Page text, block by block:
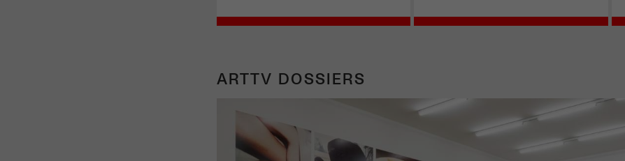
ARTTV DOSSIERS